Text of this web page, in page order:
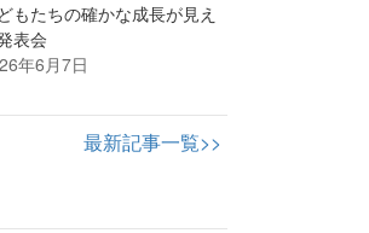
もたちの確かな成長が見え
表会
年6月7日
最新記事一覧>>